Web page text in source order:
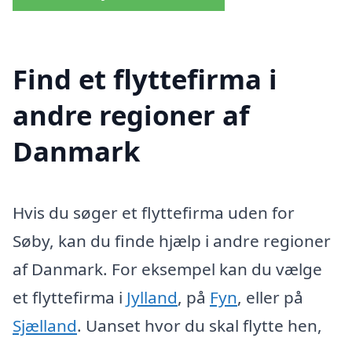
Find et flyttefirma i
andre regioner af
Danmark
Hvis du søger et flyttefirma uden for
Søby, kan du finde hjælp i andre regioner
af Danmark. For eksempel kan du vælge
et flyttefirma i Jylland, på Fyn, eller på
Sjælland. Uanset hvor du skal flytte hen,